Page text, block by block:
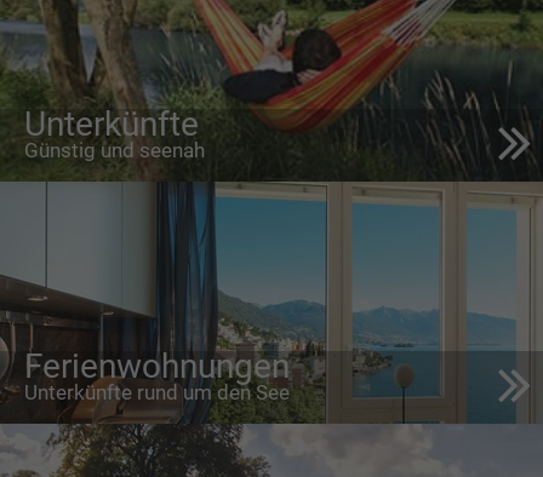
Unterkünfte
Günstig und seenah
Ferienwohnungen
Unterkünfte rund um den See